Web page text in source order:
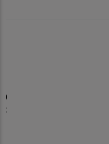
DO
OD